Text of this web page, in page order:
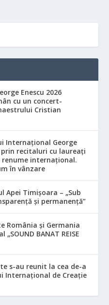
Enescu 2026
cu un concert-
Cristian
Internațional George
prin recitaluri cu laureați
internațional.
în vânzare
Apei Timișoara – „Sub
și permanență”
România și Germania
BANAT REISE
s-au reunit la cea de-a
Internațional de Creație